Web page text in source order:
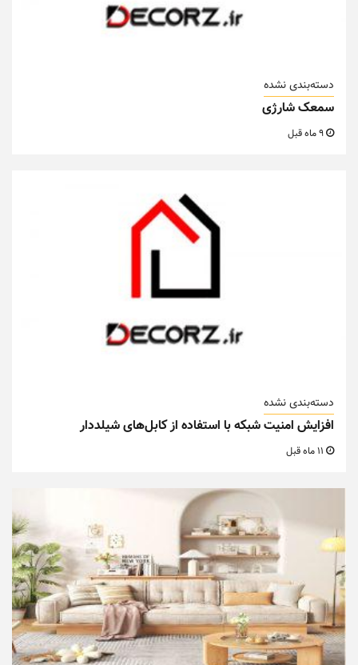
دسته‌بندی نشده
سمعک شارژی
دسته‌بندی نشده
افزایش امنیت شبکه با استفاده از کابل‌های شیلددار